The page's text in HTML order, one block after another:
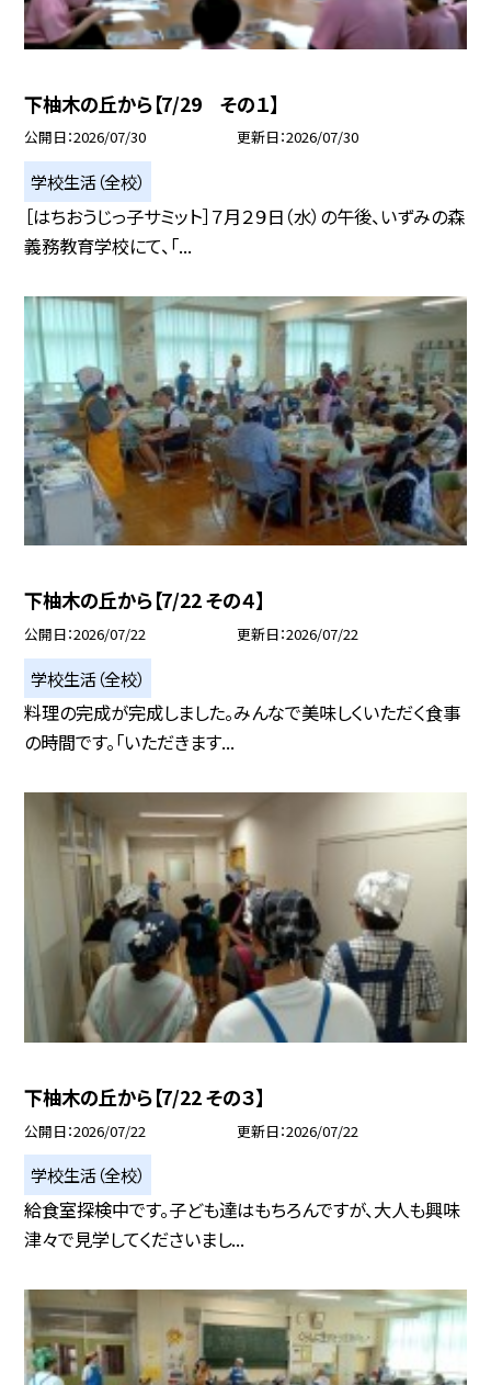
下柚木の丘から【7/29 その１】
公開日 2026/07/30 更新日 2026/07/30
学校生活（全校）
［はちおうじっ子サミット］７月２９日（水）の午後、いずみの森
義務教育学校にて、「...
下柚木の丘から【7/22 その４】
公開日 2026/07/22 更新日 2026/07/22
学校生活（全校）
料理の完成が完成しました。みんなで美味しくいただく食事
の時間です。「いただきます...
下柚木の丘から【7/22 その３】
公開日 2026/07/22 更新日 2026/07/22
学校生活（全校）
給食室探検中です。子ども達はもちろんですが、大人も興味
津々で見学してくださいまし...